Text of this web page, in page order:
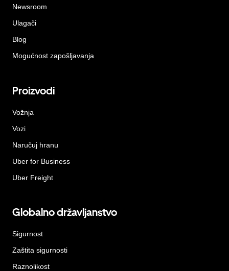
Newsroom
Ulagači
Blog
Mogućnost zapošljavanja
Proizvodi
Vožnja
Vozi
Naručuj hranu
Uber for Business
Uber Freight
Globalno državljanstvo
Sigurnost
Zaštita sigurnosti
Raznolikost